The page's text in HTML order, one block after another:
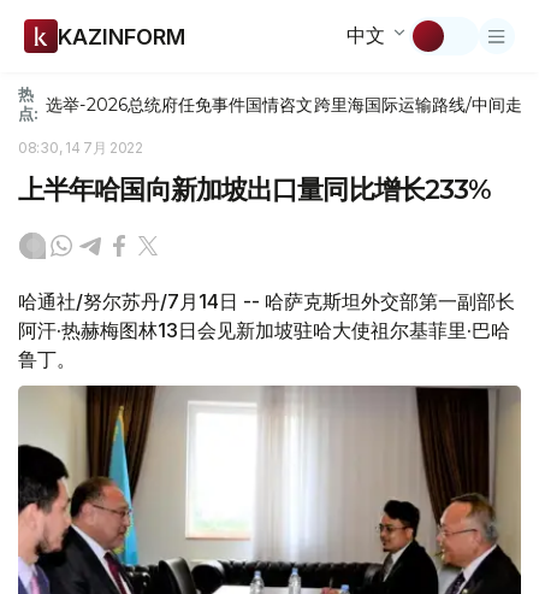
KAZINFORM 中文
热
点: 选举-2026总统府任免事件国情咨文跨里海国际运输路线/中间走廊
08:30, 14 7月 2022
上半年哈国向新加坡出口量同比增长233%
哈通社/努尔苏丹/7月14日 -- 哈萨克斯坦外交部第一副部长
阿汗·热赫梅图林13日会见新加坡驻哈大使祖尔基菲里·巴哈
鲁丁。